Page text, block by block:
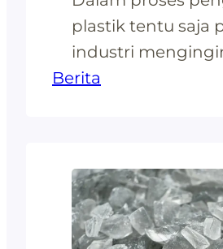
plastik tentu saja
industri
biaya produksi
yang dihasilkan
sesuai dengan
yang baik.
Berita